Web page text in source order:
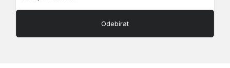
Odebírat